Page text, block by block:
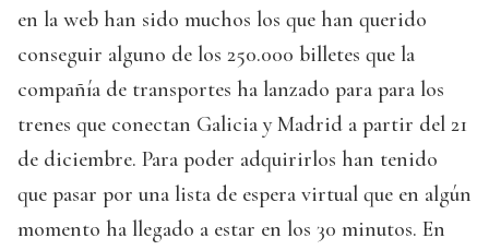
en la web han sido muchos los que han querido
conseguir alguno de los 250.000 billetes que la
compañía de transportes ha lanzado para para los
trenes que conectan Galicia y Madrid a partir del 21
de diciembre. Para poder adquirirlos han tenido
que pasar por una lista de espera virtual que en algún
momento ha llegado a estar en los 30 minutos. En